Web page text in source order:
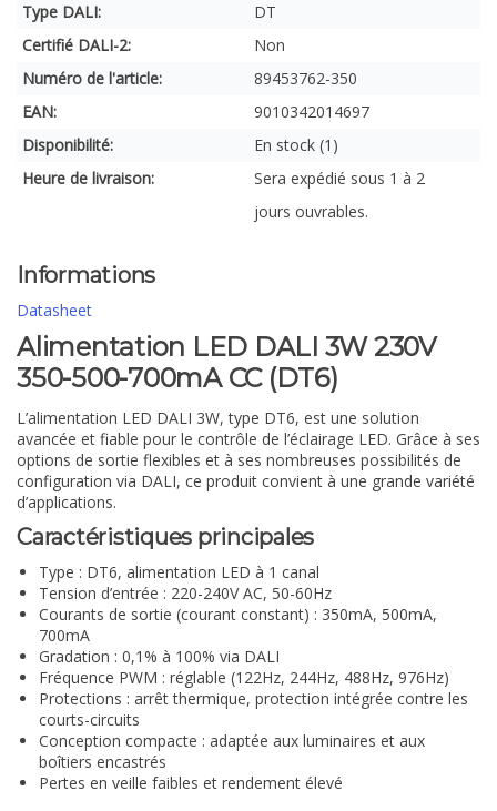
Type DALI:
DT
Certifié DALI-2:
Non
Numéro de l'article:
89453762-350
EAN:
9010342014697
Disponibilité:
En stock (1)
Heure de livraison:
Sera expédié sous 1 à 2
jours ouvrables.
Informations
Datasheet
Alimentation LED DALI 3W 230V
350-500-700mA CC (DT6)
L’alimentation LED DALI 3W, type DT6, est une solution
avancée et fiable pour le contrôle de l’éclairage LED. Grâce à ses
options de sortie flexibles et à ses nombreuses possibilités de
configuration via DALI, ce produit convient à une grande variété
d’applications.
Caractéristiques principales
Type : DT6, alimentation LED à 1 canal
Tension d’entrée : 220-240V AC, 50-60Hz
Courants de sortie (courant constant) : 350mA, 500mA,
700mA
Gradation : 0,1% à 100% via DALI
Fréquence PWM : réglable (122Hz, 244Hz, 488Hz, 976Hz)
Protections : arrêt thermique, protection intégrée contre les
courts-circuits
Conception compacte : adaptée aux luminaires et aux
boîtiers encastrés
Pertes en veille faibles et rendement élevé